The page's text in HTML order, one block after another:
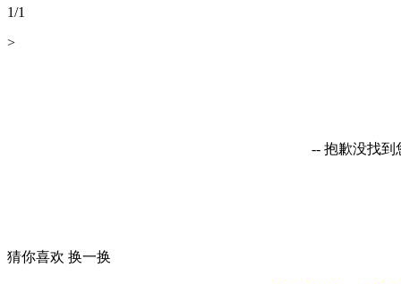
1/1
>
-- 抱歉没找到
猜你喜欢 换一换